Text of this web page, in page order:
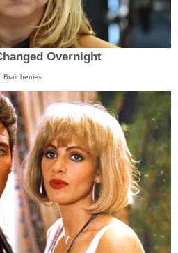
Overnight
Brainberries